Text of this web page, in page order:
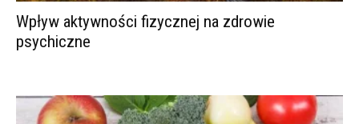
Wpływ aktywności fizycznej na zdrowie
psychiczne